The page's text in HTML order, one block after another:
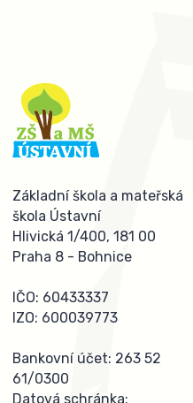
Základní škola a mateřská
škola Ústavní
Hlivická 1/400, 181 00
Praha 8 - Bohnice
IČO: 60433337
IZO: 600039773
Bankovní účet: 263 52
61/0300
Datová schránka: